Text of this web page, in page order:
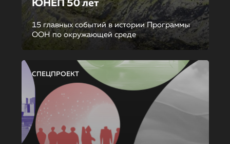
ЮНЕП 50 лет
15 главных событий в истории Программы
ООН по окружающей среде
СПЕЦПРОЕКТ